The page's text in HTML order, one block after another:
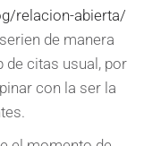
relacion-abierta/
de manera
de citas usual, por
con la ser la